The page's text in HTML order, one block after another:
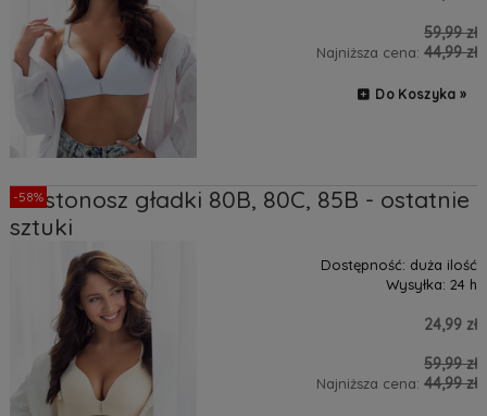
59,99 zł
Najniższa cena:44,99 zł
Do Koszyka »
Biustonosz gładki 80B, 80C, 85B - ostatnie
sztuki
Dostępność: duża ilość
Wysyłka: 24 h
24,99 zł
59,99 zł
Najniższa cena:44,99 zł
-58%